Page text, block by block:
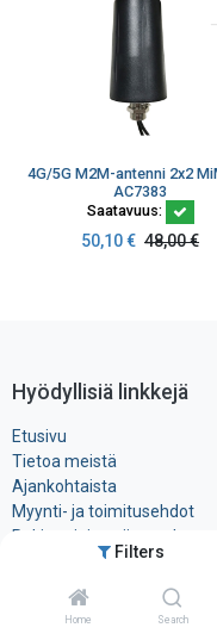
Filters
Home Search
AC7383
Saatavuus:
50,10€ 48,00€
Hyödyllisiä linkkejä
Etusivu
Tietoa meistä
Ajankohtaista
Myynti- ja toimitusehdot
Rekisteri- ja ​evästeseloste
Ota yhteyttä